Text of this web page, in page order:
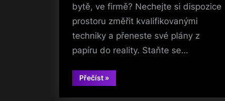
bytě, ve firmě? Nechejte si dispozice
prostoru změřit kvalifikovanými
techniky a přeneste své plány z
papíru do reality. Staňte se…
Přečíst“Dokonalé
materiály”
»